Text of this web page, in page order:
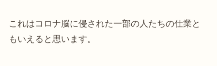
これはコロナ脳に侵された一部の人たちの仕業と
もいえると思います。